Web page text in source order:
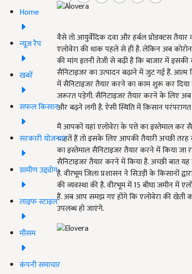
Home
न्यूज़ रैप
खबरें
सफल किसान
सरकारी योजनाएं
ग्रामीण उद्द्योग
लाइफ स्टाइल
मौसम
कंपनी समाचार
वैसे तो आयुर्वेदिक दवा और हर्बल प्रोडक्टस
एलोवेरा की धाक पहले से ही है. लेकिन अब
की मांग इतनी तेजी से बढ़ी है कि बाजार में
सैनिटाइजर का उत्पादन बढ़ाने में जुट गई हैं. आत्म
में सैनिटाइजर तैयार करने का काम शुरू कर
जरूरत पड़ेगी. सैनिटाइजर तैयार करने के लिए
और बढ़ने लगी है. ऐसी स्थिति में किसान
मैं आपकों यहां एलोवेरा के पत्ते का इस्तेमाल कर
चाहतें हैं तो इसके लिए आपकी तैयारी अच्छी तरह
का इस्तेमाल सैनिटाइजर तैयार करने में किया जा
सैनिटाइजर तैयार करने में किया है. अच्छी बात
है. वीरभूम जिला प्रशासन ने सिउड़ी के किसानों
की व्यवस्था की है. वीरभूम में 15 बीघा जमीन में
हैं. अब आप समझ गए होंगे कि एलोवेरा की खेती
उपलब्ध हो जाएंगे.